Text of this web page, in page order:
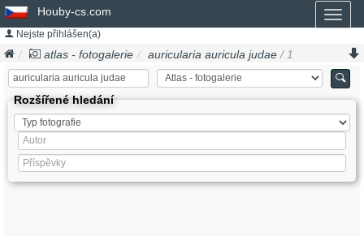
Houby-cs.com
Nejste přihlášen(a)
atlas - fotogalerie auricularia auricula judae / 1
Rozšířené hledání